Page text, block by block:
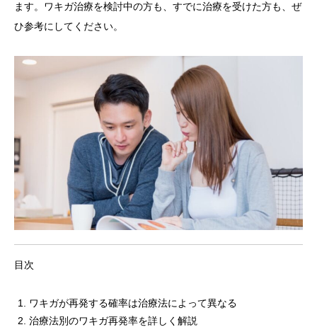
ます。ワキガ治療を検討中の方も、すでに治療を受けた方も、ぜ
ひ参考にしてください。
目次
ワキガが再発する確率は治療法によって異なる
治療法別のワキガ再発率を詳しく解説